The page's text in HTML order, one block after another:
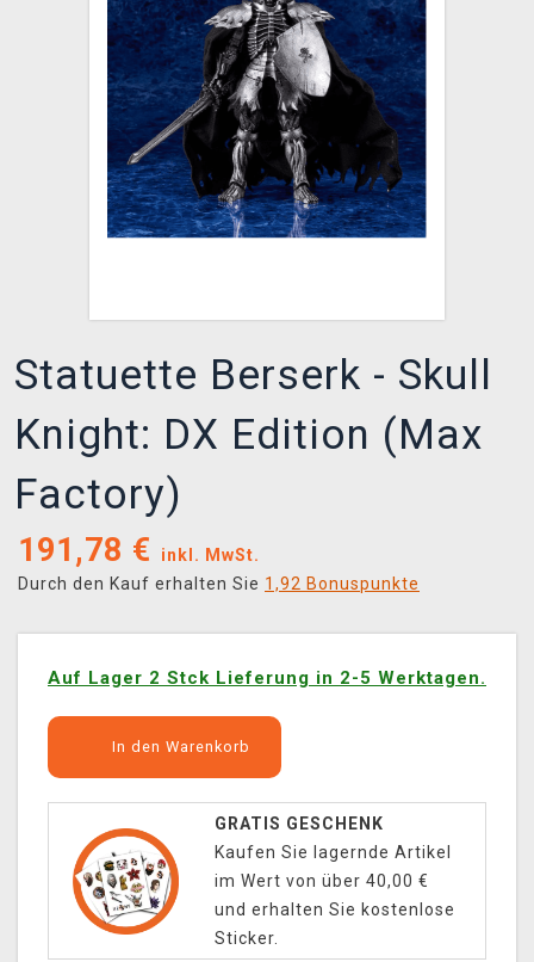
XZONE CLUB
Statuette Berserk - Skull
Knight: DX Edition (Max
Factory)
191,78 €
inkl. MwSt.
Durch den Kauf erhalten Sie 1,92 Bonuspunkte
Auf Lager 2 Stck Lieferung in 2-5 Werktagen.
In den Warenkorb
GRATIS GESCHENK
Kaufen Sie lagernde Artikel
im Wert von über 40,00 €
und erhalten Sie kostenlose
Sticker.